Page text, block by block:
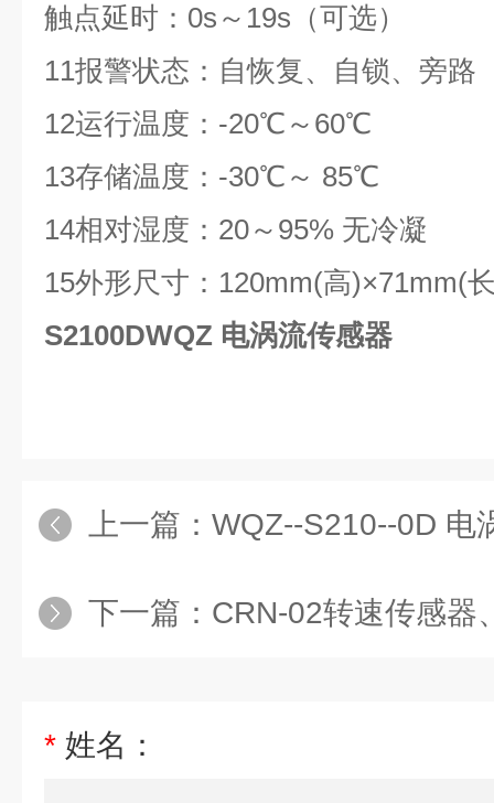
触点延时：0s～19s（可选）
11报警状态：自恢复、自锁、旁路
12运行温度：-20℃～60℃
13存储温度：-30℃～ 85℃
14相对湿度：20～95% 无冷凝
15外形尺寸：120mm(高)×71mm(
S2100DWQZ 电涡流传感器
上一篇： WQZ--S210--0D 电
下一篇： CRN-02转速传感器、
* 姓名：